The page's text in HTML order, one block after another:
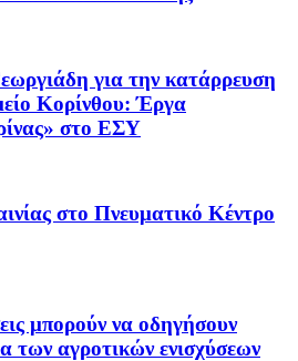
για την κατάρρευση
Κορίνθου: Έργα
στο ΕΣΥ
στο Πνευματικό Κέντρο
μπορούν να οδηγήσουν
των αγροτικών ενισχύσεων